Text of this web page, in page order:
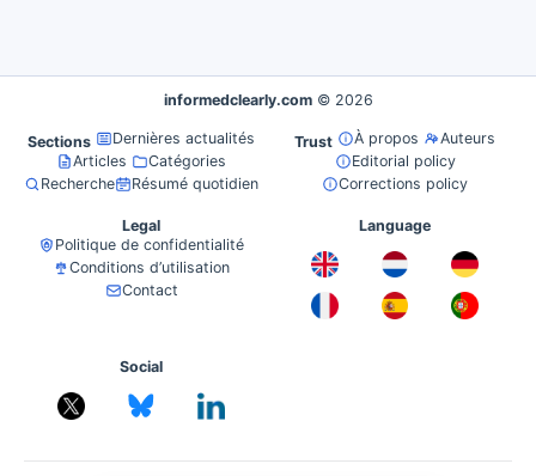
informedclearly.com © 2026
Sections
Dernières actualités
Articles
Catégories
Recherche
Résumé quotidien
Trust À propos
Auteurs
Editorial policy
Corrections policy
Legal
Politique de confidentialité
Conditions d’utilisation
Contact
Language
Social